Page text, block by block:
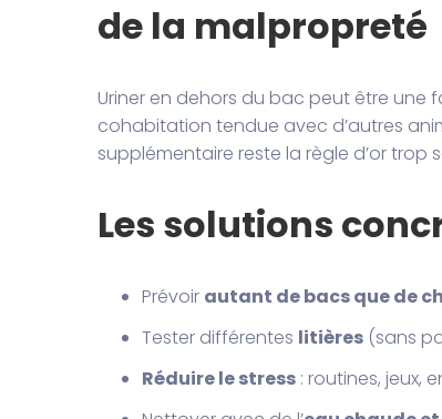
de la malpropreté
Uriner en dehors du bac peut être une
cohabitation tendue avec d’autres
supplémentaire reste la règle d’or trop
Les solutions
Prévoir autant de bacs que de
Tester différentes litières(sans
Réduire le stress: routines, jeux,